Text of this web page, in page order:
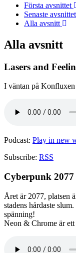
Första avsnittet
Senaste avsnittet
Alla avsnitt
Alla avsnitt
Lasers and
I väntan på
Podcast: Play in new
Subscribe: RSS
Cyberpunk
Året är 2077, platsen
stadens hårdaste
spänning!
Neon & Chrome är